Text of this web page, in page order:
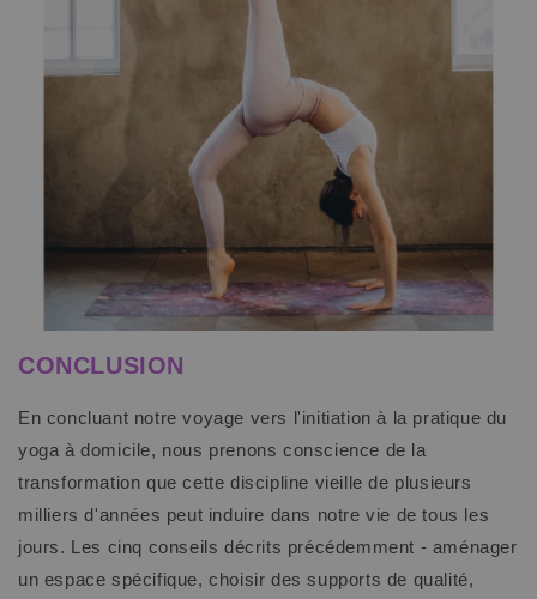
CONCLUSION
En concluant notre voyage vers l'initiation à la pratique du
yoga à domicile, nous prenons conscience de la
transformation que cette discipline vieille de plusieurs
milliers d'années peut induire dans notre vie de tous les
jours. Les cinq conseils décrits précédemment - aménager
un espace spécifique, choisir des supports de qualité,